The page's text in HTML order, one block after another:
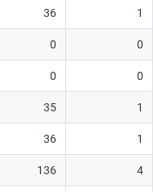
36 1
0 0
0 0
35 1
36 1
136 4